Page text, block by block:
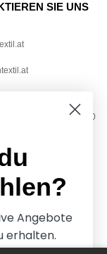
SIE UNS
10:00–13:00
Angebote
erhalten.